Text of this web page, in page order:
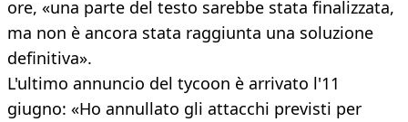
ore, «una parte del testo sarebbe stata finalizzata,
ma non è ancora stata raggiunta una soluzione
definitiva».
L'ultimo annuncio del tycoon è arrivato l'11
giugno: «Ho annullato gli attacchi previsti per